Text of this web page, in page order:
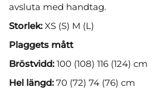
avsluta med handtag.
Storlek:XS (S) M (L)
Plaggets mått
Bröstvidd:100 (108) 116 (124) cm
Hel längd:70 (72) 74 (76) cm